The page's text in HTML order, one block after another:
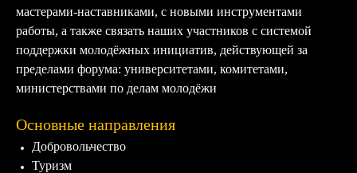
мастерами-наставниками, с новыми инструментами
работы, а также связать наших участников с системой
поддержки молодёжных инициатив, действующей за
пределами форума: университетами, комитетами,
министерствами по делам молодёжи
Основные направления
Добровольчество
Туризм